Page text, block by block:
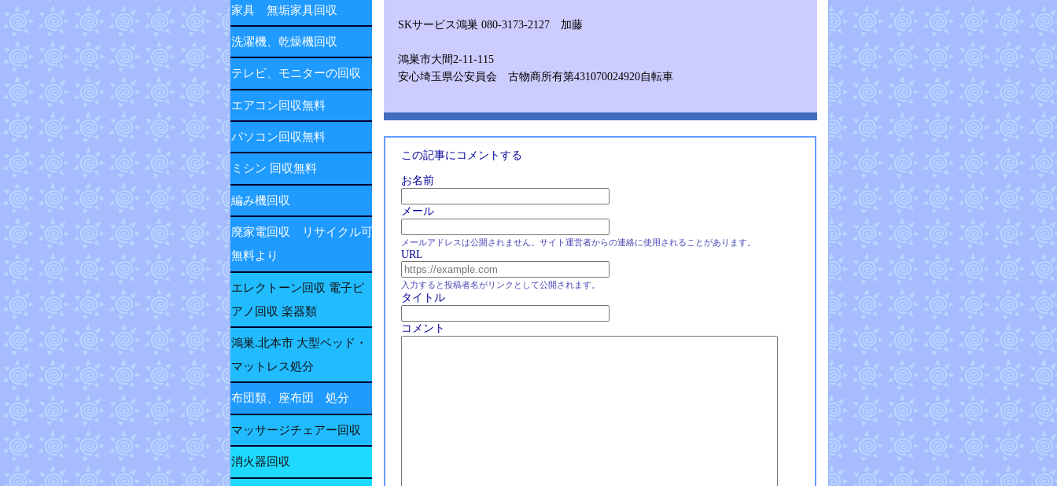
SKサービス鴻巣 080-3173-2127 加藤
鴻巣市大間2-11-115
安心埼玉県公安員会 古物商所有第431070024920自転車
この記事にコメントする
お名前
メール
メールアドレスは公開されません。サイト運営者からの連絡に使用されることがあります。
URL
入力すると投稿者名がリンクとして公開されます。
タイトル
コメント
家具 無垢家具回収
洗濯機、乾燥機回収
テレビ、モニターの回収
エアコン回収無料
パソコン回収無料
ミシン 回収無料
編み機回収
廃家電回収 リサイクル可
無料より
エレクトーン回収 電子ピ
アノ回収 楽器類
鴻巣.北本市 大型ベッド・
マットレス処分
布団類、座布団 処分
マッサージチェアー回収
消火器回収